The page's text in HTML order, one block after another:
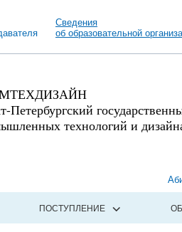
Сведения
об образовательной
Петербургский
технологий и
ПОСТУПЛЕНИЕ